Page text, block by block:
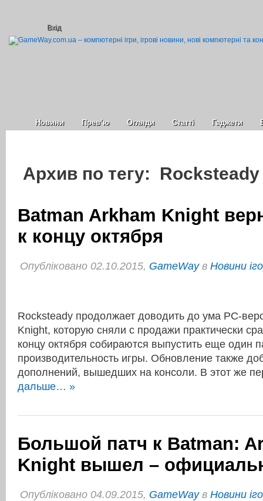
Вхід
Новини Прев’ю Огляди Статті Гаджети
Архив по тегу:
Batman Arkham Knight
к концу октября
Опубліковано 02.10.2015, GameWayв Новини
Rocksteady продолжает доводить до ума PC-
Knight, которую сняли с продажи практически
концу октября собираются выпустить еще один
производительность игры. Обновление также
дополнений, вышедших на консоли. В этот же
дальше… »
Большой патч к Batman:
Knight вышел –
Опубліковано 04.09.2015, GameWayв Новини